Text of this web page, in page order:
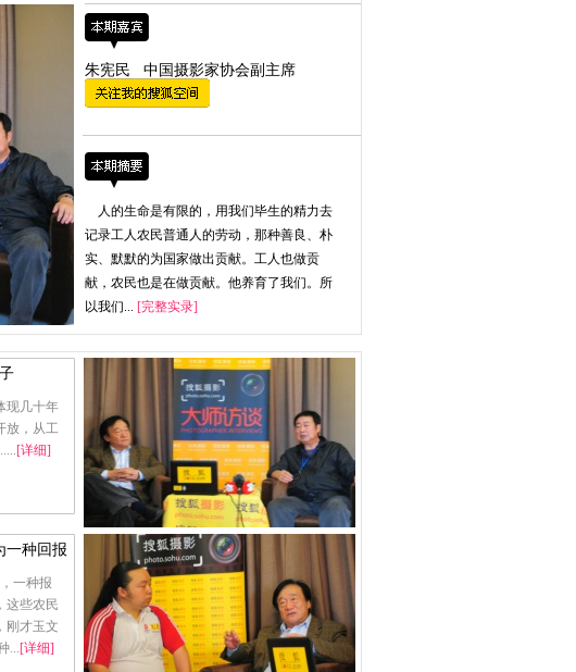
朱宪民 中国摄影家协会副主席
人的生命是有限的，用我们毕生的精力去
记录工人农民普通人的劳动，那种善良、朴
实、默默的为国家做出贡献。工人也做贡
献，农民也是在做贡献。他养育了我们。所
以我们... [完整实录]
现几十年
放，从工
[详细]
一种回报
一种报
这些农民
刚才玉文
...[详细]